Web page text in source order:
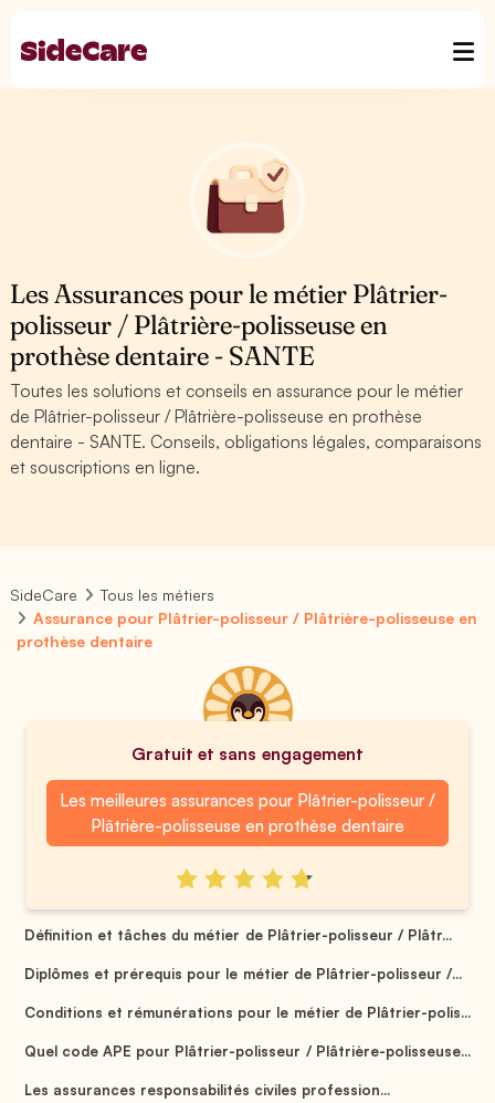
Les Assurances pour le métier Plâtrier-
polisseur / Plâtrière-polisseuse en
prothèse dentaire - SANTE
Toutes les solutions et conseils en assurance pour le métier
de Plâtrier-polisseur / Plâtrière-polisseuse en prothèse
dentaire - SANTE. Conseils, obligations légales, comparaisons
et souscriptions en ligne.
SideCare
Tous les métiers
Assurance pour Plâtrier-polisseur / Plâtrière-polisseuse en
prothèse dentaire
Gratuit et sans engagement
Les meilleures assurances pour Plâtrier-polisseur /
Plâtrière-polisseuse en prothèse dentaire
Définition et tâches du métier de Plâtrier-polisseur / Plâtr...
Diplômes et prérequis pour le métier de Plâtrier-polisseur /...
Conditions et rémunérations pour le métier de Plâtrier-polis...
Quel code APE pour Plâtrier-polisseur / Plâtrière-polisseuse...
Les assurances responsabilités civiles profession...